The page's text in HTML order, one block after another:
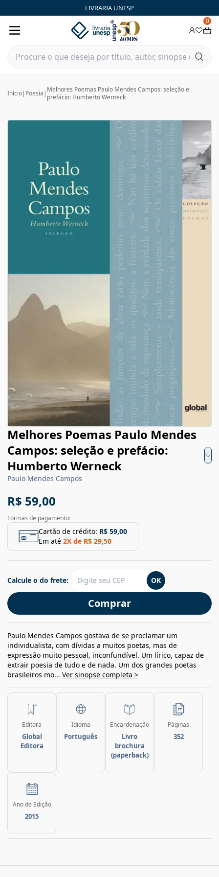
LIVRARIA UNESP
0
Início| Poesia | Melhores Poemas Paulo Mendes Campos: seleção e
prefácio: Humberto Werneck
Melhores Poemas Paulo Mendes
Campos: seleção e prefácio:
Humberto Werneck
Paulo Mendes Campos
R$ 59,00
Formas de pagamento:
Cartão de crédito: R$ 59,00
Em até 2X de R$ 29,50
Comprar
Calcule o do frete: OK
Paulo Mendes Campos gostava de se proclamar um
individualista, com dívidas a muitos poetas, mas de
expressão muito pessoal, inconfundível. Um lírico, capaz de
extrair poesia de tudo e de nada. Um dos grandes poetas
brasileiros mo... Ver sinopse completa >
Editora
Global
Editora
Idioma
Português
Encardenação
Livro
brochura
(paperback)
Páginas
352
Ano de Edição
2015